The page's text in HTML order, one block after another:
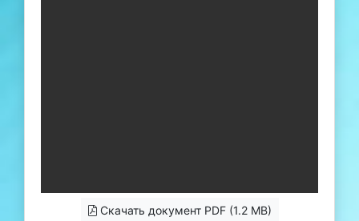
Скачать документ PDF (1.2 MB)